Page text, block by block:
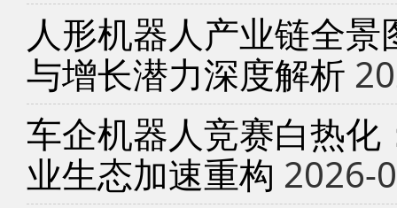
人形机器人产业链全
与增长潜力深度解析
车企机器人竞赛白热
业生态加速重构 2026-